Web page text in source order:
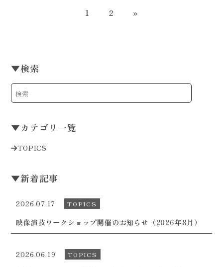
1 2 »
▼検索
▼カテゴリ一覧
TOPICS
▼新着記事
2026.07.17 TOPICS
映像演技ワークショップ開催のお知らせ（2026年8月）
2026.06.19 TOPICS